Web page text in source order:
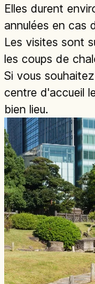
Elles durent
annulées en cas
Les visites sont
les coups de
Si vous
centre d'accueil
bien lieu.